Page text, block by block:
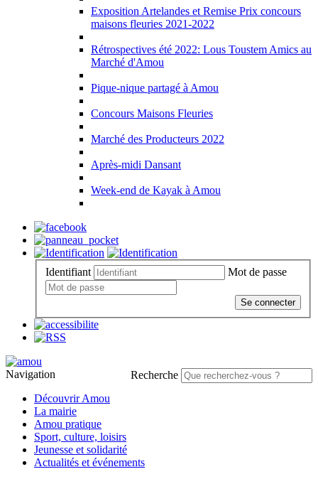
Exposition Artelandes et Remise Prix concours
maisons fleuries 2021-2022
Rétrospectives été 2022: Lous Toustem Amics au
Marché d'Amou
Pique-nique partagé à Amou
Concours Maisons Fleuries
Marché des Producteurs 2022
Après-midi Dansant
Week-end de Kayak à Amou
Identifiant Mot de passe
Se connecter
Recherche
Navigation
Découvrir Amou
La mairie
Amou pratique
Sport, culture, loisirs
Jeunesse et solidarité
Actualités et événements